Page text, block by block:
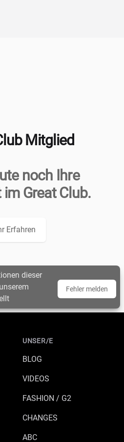
Mitglied
noch Ihre
Great Club.
Erfahren
dieser
Fehler melden
UNSER/E
BLOG
VIDEOS
FASHION / G2
CHANGES
ABC